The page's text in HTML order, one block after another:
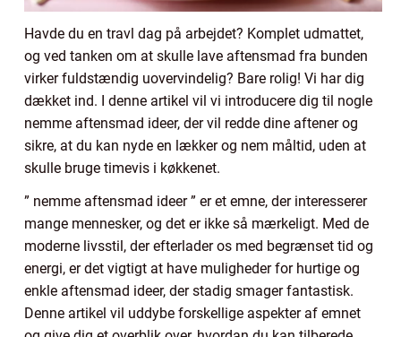
Havde du en travl dag på arbejdet? Komplet udmattet,
og ved tanken om at skulle lave aftensmad fra bunden
virker fuldstændig uovervindelig? Bare rolig! Vi har dig
dækket ind. I denne artikel vil vi introducere dig til nogle
nemme aftensmad ideer, der vil redde dine aftener og
sikre, at du kan nyde en lækker og nem måltid, uden at
skulle bruge timevis i køkkenet.
” nemme aftensmad ideer ” er et emne, der interesserer
mange mennesker, og det er ikke så mærkeligt. Med de
moderne livsstil, der efterlader os med begrænset tid og
energi, er det vigtigt at have muligheder for hurtige og
enkle aftensmad ideer, der stadig smager fantastisk.
Denne artikel vil uddybe forskellige aspekter af emnet